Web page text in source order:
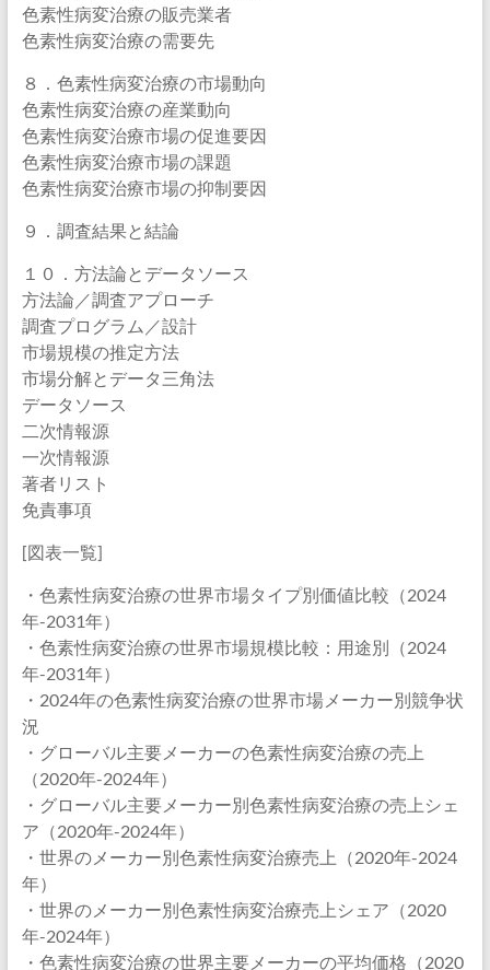
色素性病変治療の販売業者
色素性病変治療の需要先
８．色素性病変治療の市場動向
色素性病変治療の産業動向
色素性病変治療市場の促進要因
色素性病変治療市場の課題
色素性病変治療市場の抑制要因
９．調査結果と結論
１０．方法論とデータソース
方法論／調査アプローチ
調査プログラム／設計
市場規模の推定方法
市場分解とデータ三角法
データソース
二次情報源
一次情報源
著者リスト
免責事項
[図表一覧]
・色素性病変治療の世界市場タイプ別価値比較（2024
年-2031年）
・色素性病変治療の世界市場規模比較：用途別（2024
年-2031年）
・2024年の色素性病変治療の世界市場メーカー別競争状
況
・グローバル主要メーカーの色素性病変治療の売上
（2020年-2024年）
・グローバル主要メーカー別色素性病変治療の売上シェ
ア（2020年-2024年）
・世界のメーカー別色素性病変治療売上（2020年-2024
年）
・世界のメーカー別色素性病変治療売上シェア（2020
年-2024年）
・色素性病変治療の世界主要メーカーの平均価格（2020